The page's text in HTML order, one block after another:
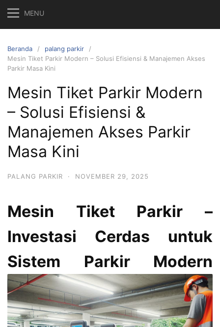
MENU
Beranda
palang parkir
Mesin Tiket Parkir Modern – Solusi Efisiensi & Manajemen Akses
Parkir Masa Kini
Mesin Tiket Parkir Modern
– Solusi Efisiensi &
Manajemen Akses Parkir
Masa Kini
PALANG PARKIR · NOVEMBER 29, 2025
Mesin Tiket Parkir –
Investasi Cerdas untuk
Sistem Parkir Modern